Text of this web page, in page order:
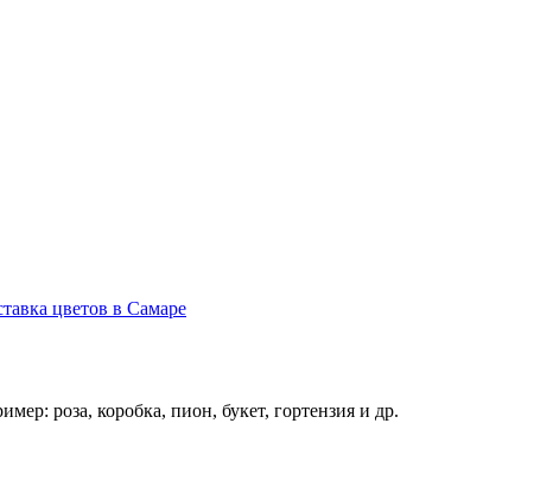
цветов в Самаре
роза, коробка, пион, букет, гортензия и др.